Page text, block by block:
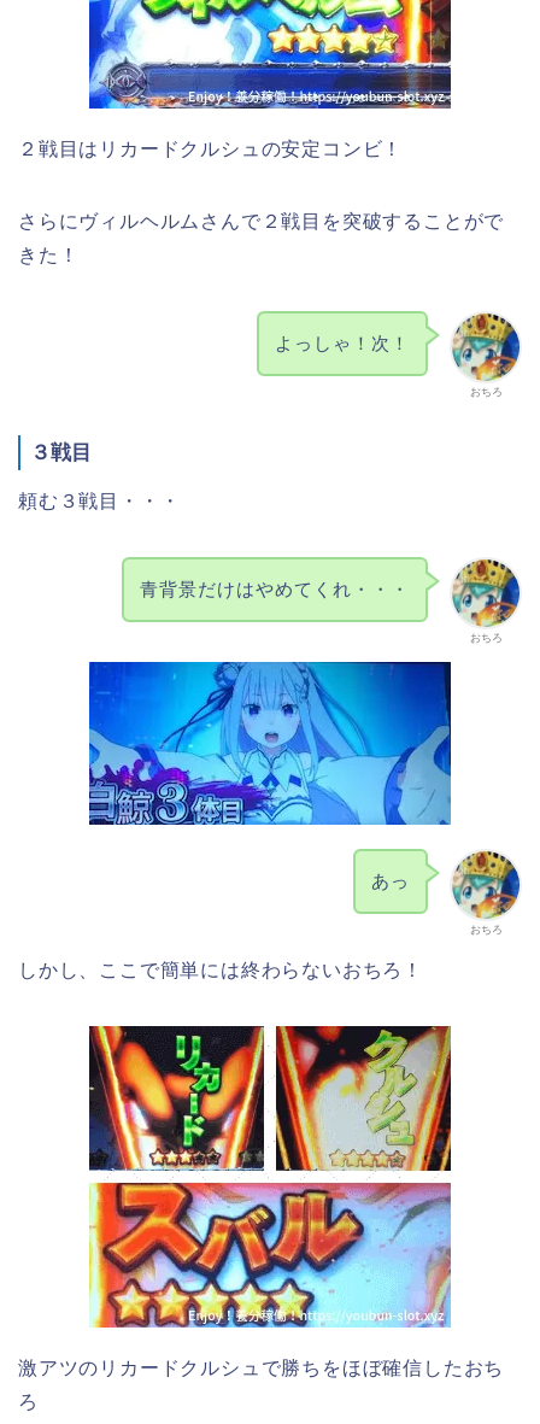
２戦目はリカードクルシュの安定コンビ！
さらにヴィルヘルムさんで２戦目を突破することがで
きた！
おちろ
よっしゃ！次！
３戦目
頼む３戦目・・・
おちろ
青背景だけはやめてくれ・・・
おちろ
あっ
しかし、ここで簡単には終わらないおちろ！
激アツのリカードクルシュで勝ちをほぼ確信したおち
ろ